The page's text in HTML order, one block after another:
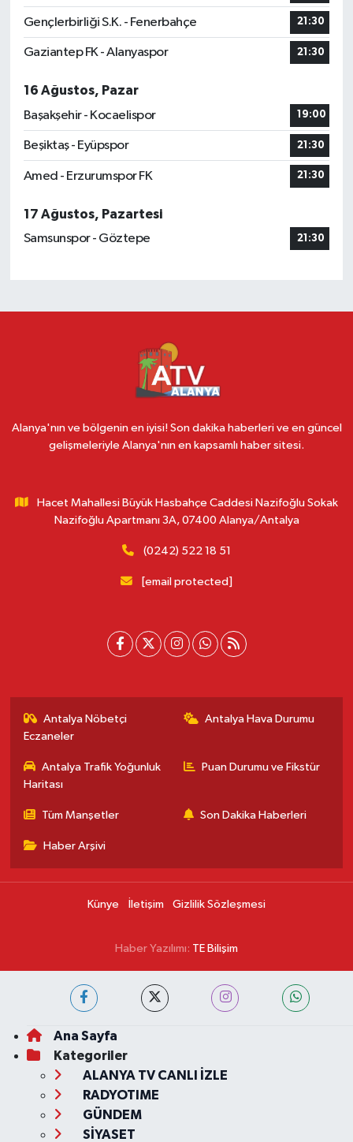
Gençlerbirliği S.K. - Fenerbahçe 21:30
Gaziantep FK - Alanyaspor 21:30
16 Ağustos, Pazar
Başakşehir - Kocaelispor
19:00
Beşiktaş - Eyüpspor 21:30
Amed - Erzurumspor FK 21:30
17 Ağustos, Pazartesi
Samsunspor - Göztepe
21:30
Alanya'nın ve bölgenin en iyisi! Son dakika haberleri ve en güncel
gelişmeleriyle Alanya'nın en kapsamlı haber sitesi.
Hacet Mahallesi Büyük Hasbahçe Caddesi Nazifoğlu Sokak
Nazifoğlu Apartmanı 3A, 07400 Alanya/Antalya
(0242) 522 18 51
[email protected]
Antalya Nöbetçi
Eczaneler
Antalya Hava Durumu
Antalya Trafik Yoğunluk
Haritası
Puan Durumu ve Fikstür
Tüm Manşetler Son Dakika Haberleri
Haber Arşivi
Künye İletişim Gizlilik Sözleşmesi
Haber Yazılımı: TE Bilişim
Ana Sayfa
Kategoriler
ALANYA TV CANLI İZLE
RADYOTIME
GÜNDEM
SİYASET